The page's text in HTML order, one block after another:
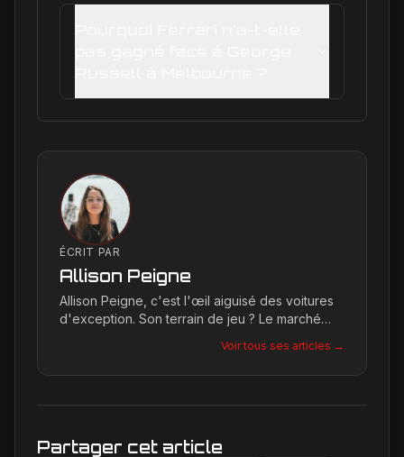
ÉCRIT PAR
Allison Peigne
Allison Peigne, c'est l'œil aiguisé des voitures
d'exception. Son terrain de jeu ? Le marché
une passion contagieuse les dernières
créations, notamment chez Ferrari, sa marque
Voir tous ses articles →
Partager cet article